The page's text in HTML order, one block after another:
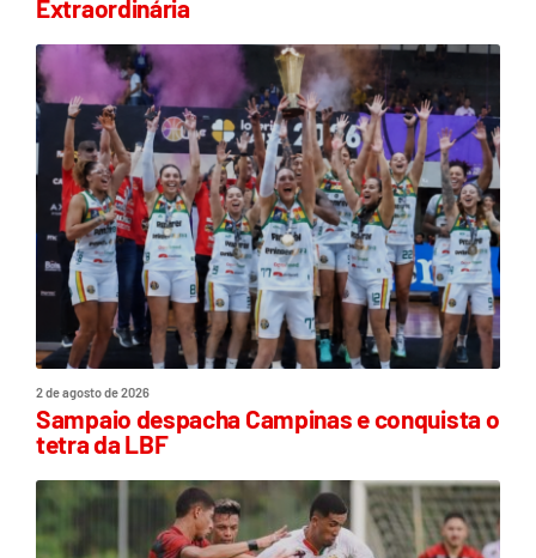
Extraordinária
2 de agosto de 2026
Sampaio despacha Campinas e conquista o
tetra da LBF